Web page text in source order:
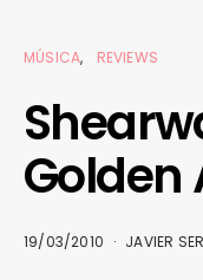
MÚSICA REVIEWS
Golden
19/03/2010 JAVIER